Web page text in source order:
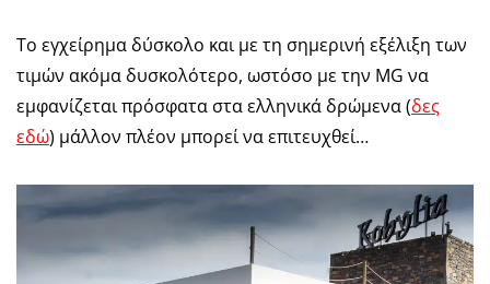
Το εγχείρημα δύσκολο και με τη σημερινή εξέλιξη των
τιμών ακόμα δυσκολότερο, ωστόσο με την MG να
εμφανίζεται πρόσφατα στα ελληνικά δρώμενα (δες
εδώ) μάλλον πλέον μπορεί να επιτευχθεί…